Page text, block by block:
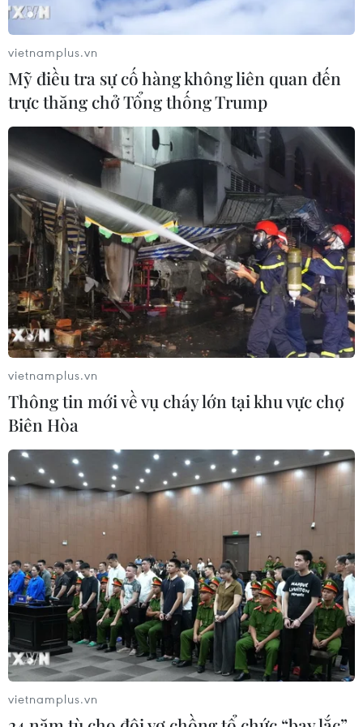
Thái Lan vẫn ổn định ở mức "đáy"
Việt Nam tăng nhẹ so với tuần
trước.
(TTXVN/Vietnam+)
#Thị trường nông sản
Theo dõi VietnamPlus
TIN LIÊN QUAN
vietnamplus.vn
Mỹ điều tra sự cố hàng không liên quan đến
trực thăng chở Tổng thống Trump
vietnamplus.vn
Thông tin mới về vụ cháy lớn tại khu vực chợ
Biên Hòa
vietnamplus.vn